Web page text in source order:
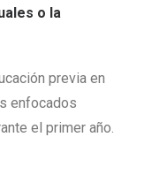
o la
previa en
enfocados
el primer año.